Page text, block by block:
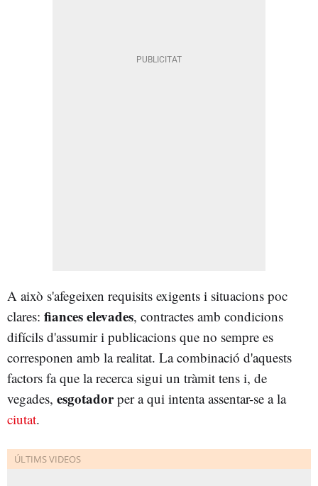
A això s'afegeixen requisits exigents i situacions poc
clares: fiances elevades, contractes amb condicions
difícils d'assumir i publicacions que no sempre es
corresponen amb la realitat. La combinació d'aquests
factors fa que la recerca sigui un tràmit tens i, de
vegades, esgotadorper a qui intenta assentar-se a la
ciutat.